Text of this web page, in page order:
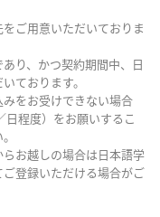
ご用意いただいておりま
り、かつ契約期間中、日
ております。
をお受けできない場合
日程度）をお願いするこ
お越しの場合は日本語学
登録いただける場合がご